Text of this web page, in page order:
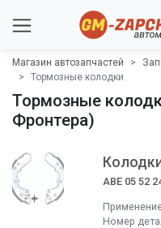
Магазин автозапчастей
Тормозные колодки
Тормозные
Фронтера)
ABE 05 52
Номер